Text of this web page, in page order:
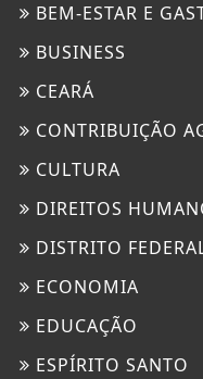
BEM-ESTAR E
BUSINESS
CEARÁ
CONTRIBUIÇÃO
CULTURA
DIREITOS
DISTRITO
ECONOMIA
EDUCAÇÃO
ESPÍRITO SANTO